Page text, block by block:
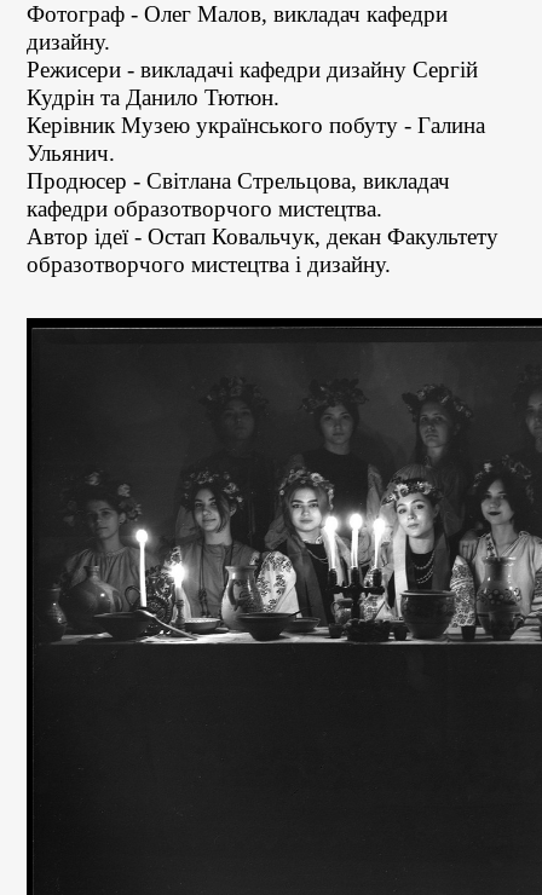
Фотограф - Олег Малов, викладач кафедри
дизайну.
Режисери - викладачі кафедри дизайну Сергій
Кудрін та Данило Тютюн.
Керівник Музею українського побуту - Галина
Ульянич.
Продюсер - Світлана Стрельцова, викладач
кафедри образотворчого мистецтва.
Автор ідеї - Остап Ковальчук, декан Факультету
образотворчого мистецтва і дизайну.